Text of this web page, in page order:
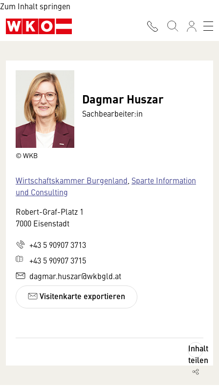
Zum Inhalt springen
© WKB
Dagmar Huszar
Sachbearbeiter:in
Wirtschaftskammer Burgenland Sparte Information
und Consulting
Robert-Graf-Platz 1
7000 Eisenstadt
+43 5 90907 3713
+43 5 90907 3715
dagmar.huszar@wkbgld.at
Visitenkarte exportieren
Inhalt
teilen